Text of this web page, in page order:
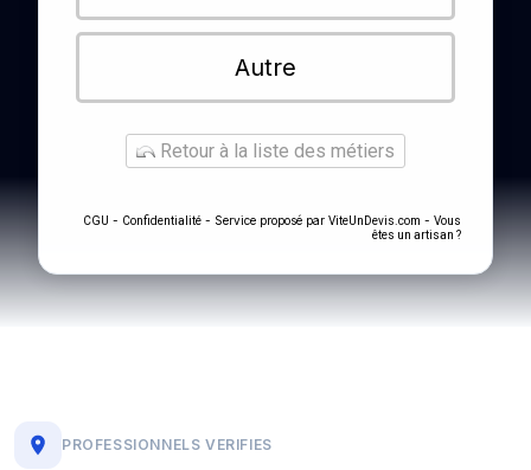
Autre
Retour à la liste des métiers
CGU - Confidentialité - Service proposé par ViteUnDevis.com - Vous
êtes un artisan ?
PROFESSIONNELS VERIFIES